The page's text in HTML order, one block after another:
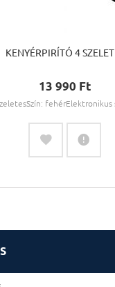
KENYÉRPIRÍTÓ 4
13 990 Ft‎
fehérElektronikus